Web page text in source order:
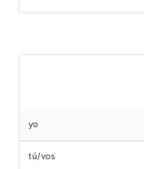
yo
tú/vos